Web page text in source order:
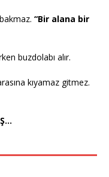
“Bir alana bir
buzdolabı alır.
kıyamaz gitmez.